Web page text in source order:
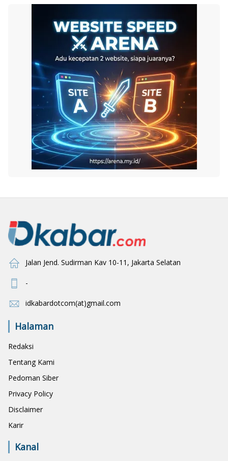
Jalan Jend. Sudirman Kav 10-11, Jakarta Selatan
-
idkabardotcom(at)gmail.com
Halaman
Redaksi
Tentang Kami
Pedoman Siber
Privacy Policy
Disclaimer
Karir
Kanal